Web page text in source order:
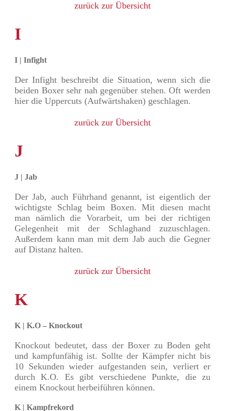
zurück zur Übersicht
I
I | Infight
Der Infight beschreibt die Situation, wenn sich die
beiden Boxer sehr nah gegenüber stehen. Oft werden
hier die Uppercuts (Aufwärtshaken) geschlagen.
zurück zur Übersicht
J
J | Jab
Der Jab, auch Führhand genannt, ist eigentlich der
wichtigste Schlag beim Boxen. Mit diesen macht
man nämlich die Vorarbeit, um bei der richtigen
Gelegenheit mit der Schlaghand zuzuschlagen.
Außerdem kann man mit dem Jab auch die Gegner
auf Distanz halten.
zurück zur Übersicht
K
K | K.O – Knockout
Knockout bedeutet, dass der Boxer zu Boden geht
und kampfunfähig ist. Sollte der Kämpfer nicht bis
10 Sekunden wieder aufgestanden sein, verliert er
durch K.O. Es gibt verschiedene Punkte, die zu
einem Knockout herbeiführen können.
K | Kampfrekord